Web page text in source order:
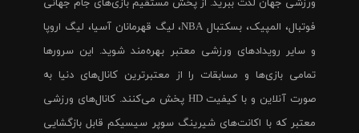
ورزشی جهان لذت ببرید. از پخش مستقیم بازی‌های جام جهانی
فوتبال، المپیک، بسکتبال NBA، لیگ قهرمانان آسیا، لیگ اروپا
و سایر رویدادهای ورزشی معتبر بهره‌مند شوید. این سرورها
تمامی بازی‌ها و مسابقات را از معتبرترین کانال‌های دنیا به
صورت آنلاین و با کیفیت HD پخش می‌کنند. کانال‌های ورزشی
معتبر که با اکانت‌های شیرینگ سوپر سیسیکم قابل بازگشایی